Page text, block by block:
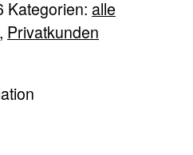
Kategorien: alle
, Privatkunden